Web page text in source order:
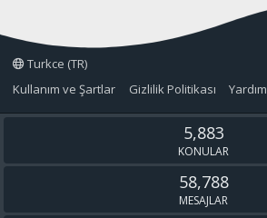
Turkce (TR)
Kullanım ve Şartlar
Gizlilik Politikası Yardım
5,883
KONULAR
58,788
MESAJLAR